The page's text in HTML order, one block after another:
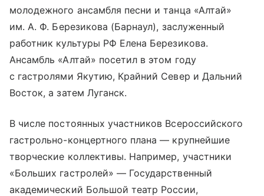
молодежного ансамбля песни и танца «Алтай»
им. А. Ф. Березикова (Барнаул), заслуженный
работник культуры РФ Елена Березикова.
Ансамбль «Алтай» посетил в этом году
с гастролями Якутию, Крайний Север и Дальний
Восток, а затем Луганск.
В числе постоянных участников Всероссийского
гастрольно-концертного плана — крупнейшие
творческие коллективы. Например, участники
«Больших гастролей» — Государственный
академический Большой театр России,